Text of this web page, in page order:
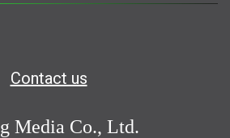
Contact us
Media Co., Ltd.